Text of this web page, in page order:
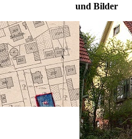
Bilder